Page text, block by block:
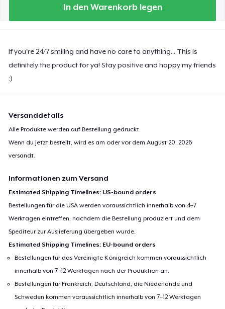
In den Warenkorb legen
If you're 24/7 smiling and have no care to anything... This is
definitely the product for ya! Stay positive and happy my friends
:)
Versanddetails
Alle Produkte werden auf Bestellung gedruckt.
Wenn du jetzt bestellt, wird es am oder vor demAugust 20, 2026
versandt.
Informationen zum Versand
Estimated Shipping Timelines: US-bound orders
Bestellungen für die USA werden voraussichtlich innerhalb von 4–7
Werktagen eintreffen, nachdem die Bestellung produziert und dem
Spediteur zur Auslieferung übergeben wurde.
Estimated Shipping Timelines: EU-bound orders
Bestellungen für das Vereinigte Königreich kommen voraussichtlich
innerhalb von 7–12 Werktagen nach der Produktion an.
Bestellungen für Frankreich, Deutschland, die Niederlande und
Schweden kommen voraussichtlich innerhalb von 7–12 Werktagen